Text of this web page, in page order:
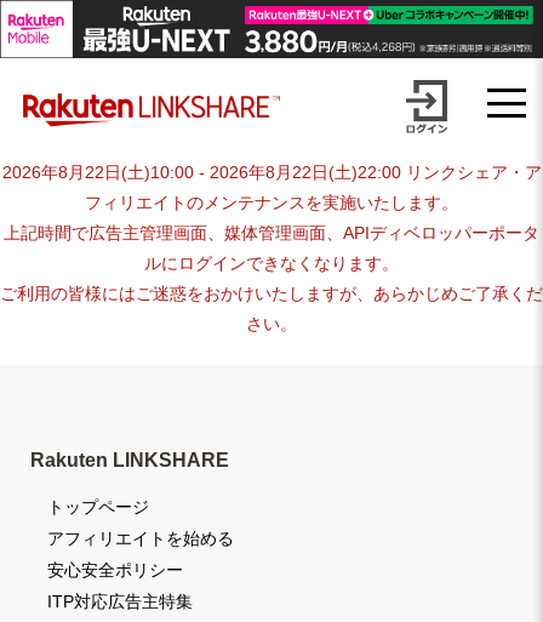
advertiser-html
2026年8月22日(土)10:00 - 2026年8月22日(土)22:00 リンクシェア・ア
フィリエイトのメンテナンスを実施いたします。
上記時間で広告主管理画面、媒体管理画面、APIディベロッパーポータ
ルにログインできなくなります。
ご利用の皆様にはご迷惑をおかけいたしますが、あらかじめご了承くだ
さい。
Rakuten LINKSHARE
トップページ
アフィリエイトを始める
安心安全ポリシー
ITP対応広告主特集